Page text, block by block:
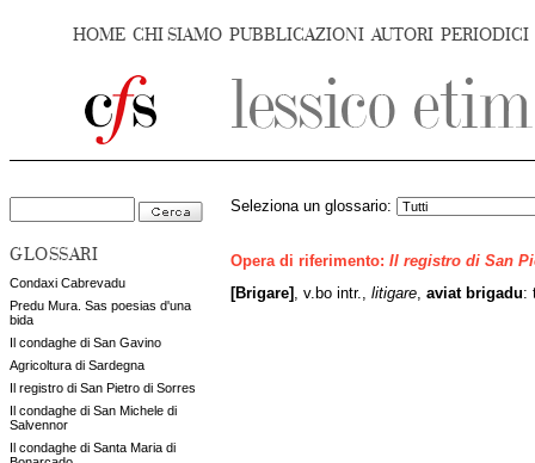
HOME CHI SIAMO PUBBLICAZIONI AUTORI PERIODICI
GLOSSARI
Condaxi Cabrevadu
Predu Mura. Sas poesias d'una
bida
Il condaghe di San Gavino
Agricoltura di Sardegna
Il registro di San Pietro di Sorres
Il condaghe di San Michele di
Salvennor
Il condaghe di Santa Maria di
Seleziona un glossario:
Opera di riferimento: Il registro di San
[Brigare]
, v.bo intr., litigare aviat brigadu: